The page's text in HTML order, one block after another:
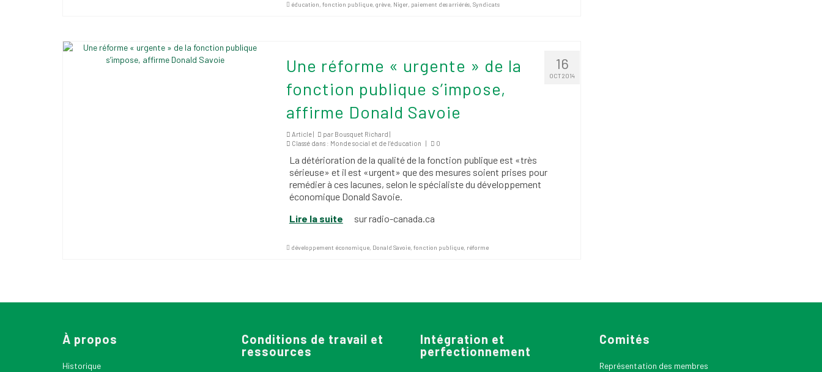
éducation, fonction publique, grève, Niger, paiement des arriérés, Syndicats
16
OCT 2014
Une réforme « urgente » de la
fonction publique s’impose,
affirme Donald Savoie
Article | par Bousquet Richard |
Classé dans : Monde social et de l’éducation | 0
La détérioration de la qualité de la fonction publique est «très
sérieuse» et il est «urgent» que des mesures soient prises pour
remédier à ces lacunes, selon le spécialiste du développement
économique Donald Savoie.
Lire la suite
sur radio-canada.ca
développement économique, Donald Savoie, fonction publique, réforme
À propos
Historique
Conditions de travail et
ressources
Intégration et
perfectionnement
Comités
Représentation des membres